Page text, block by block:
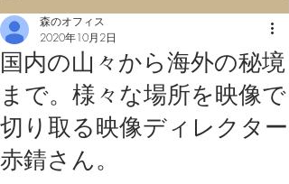
国内の山々から海外の秘境
まで。様々な場所を映像で
切り取る映像ディレクター
赤錆さん。
森のオフィス
2020年10月2日